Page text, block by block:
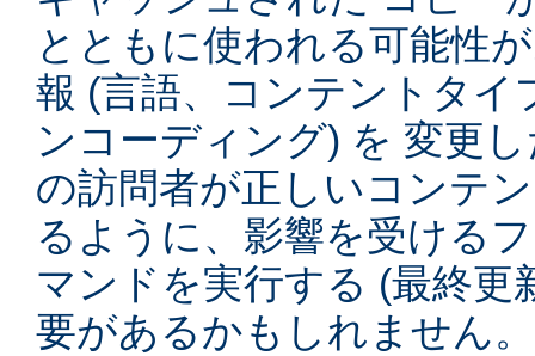
とともに使われる可能性
報 (言語、コンテントタイ
ンコーディング) を 変更
の訪問者が正しいコンテ
るように、影響を受ける
マンドを実行する (最終更
要があるかもしれません。